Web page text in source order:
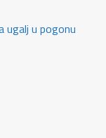
ugalj u pogonu